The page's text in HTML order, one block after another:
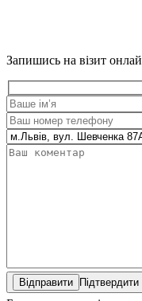
Запишись на візит
Підтвердити